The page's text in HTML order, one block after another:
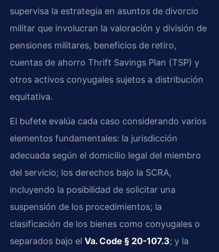
supervisa la estrategia en asuntos de divorcio
militar que involucran la valoración y división de
pensiones militares, beneficios de retiro,
cuentas de ahorro Thrift Savings Plan (TSP) y
otros activos conyugales sujetos a distribución
equitativa.
El bufete evalúa cada caso considerando varios
elementos fundamentales: la jurisdicción
adecuada según el domicilio legal del miembro
del servicio; los derechos bajo la SCRA,
incluyendo la posibilidad de solicitar una
suspensión de los procedimientos; la
clasificación de los bienes como conyugales o
separados bajo el Va. Code § 20-107.3; y la